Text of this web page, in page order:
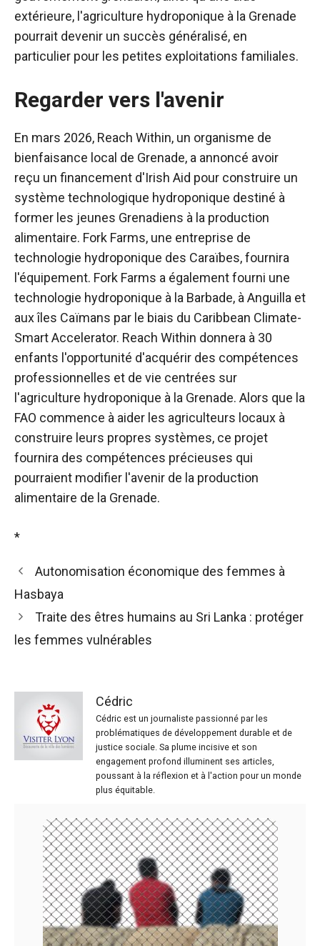
extérieure, l'agriculture hydroponique à la Grenade
pourrait devenir un succès généralisé, en
particulier pour les petites exploitations familiales.
Regarder vers l'avenir
En mars 2026, Reach Within, un organisme de
bienfaisance local de Grenade, a annoncé avoir
reçu un financement d'Irish Aid pour construire un
système technologique hydroponique destiné à
former les jeunes Grenadiens à la production
alimentaire. Fork Farms, une entreprise de
technologie hydroponique des Caraïbes, fournira
l'équipement. Fork Farms a également fourni une
technologie hydroponique à la Barbade, à Anguilla et
aux îles Caïmans par le biais du Caribbean Climate-
Smart Accelerator. Reach Within donnera à 30
enfants l'opportunité d'acquérir des compétences
professionnelles et de vie centrées sur
l'agriculture hydroponique à la Grenade. Alors que la
FAO commence à aider les agriculteurs locaux à
construire leurs propres systèmes, ce projet
fournira des compétences précieuses qui
pourraient modifier l'avenir de la production
alimentaire de la Grenade.
*
Autonomisation économique des femmes à
Hasbaya
Traite des êtres humains au Sri Lanka : protéger
les femmes vulnérables
Cédric
Cédric est un journaliste passionné par les
problématiques de développement durable et de
justice sociale. Sa plume incisive et son
engagement profond illuminent ses articles,
poussant à la réflexion et à l'action pour un monde
plus équitable.